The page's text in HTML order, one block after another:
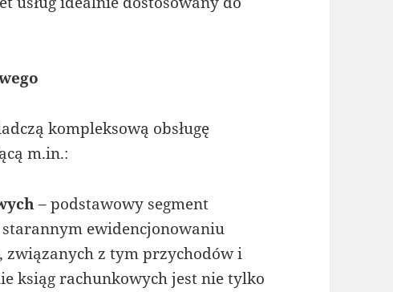
kompleksową obsługę
m.in.:
– podstawowy segment
ewidencjonowaniu
z tym przychodów i
ksiąg rachunkowych jest nie tylko